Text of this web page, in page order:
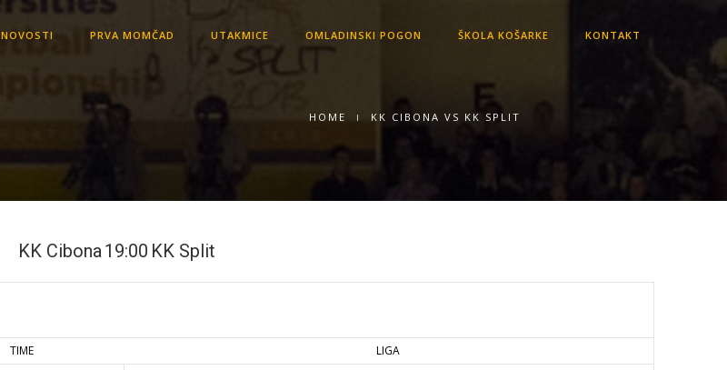
NOVOSTI PRVA MOMČAD UTAKMICE OMLADINSKI POGON ŠKOLA KOŠARKE KONTAKT
HOME KK CIBONA VS KK SPLIT
KK Cibona19:00 KK Split
TIME LIGA